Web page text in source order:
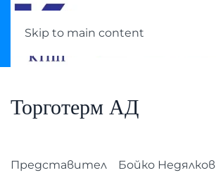
Skip to main content
Торготерм АД
Представител
Бойко Недялков